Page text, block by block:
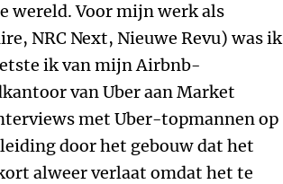
wereld. Voor mijn werk als
NRC Next, Nieuwe Revu) was ik
ik van mijn Airbnb-
van Uber aan Market
met Uber-topmannen op
door het gebouw dat het
alweer verlaat omdat het te